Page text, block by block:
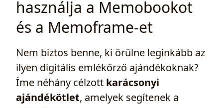
használja a Memobookot
és a Memoframe-et
Nem biztos benne, ki örülne leginkább az
ilyen digitális emlékőrző ajándékoknak?
Íme néhány célzott karácsonyi
ajándékötlet, amelyek segítenek a